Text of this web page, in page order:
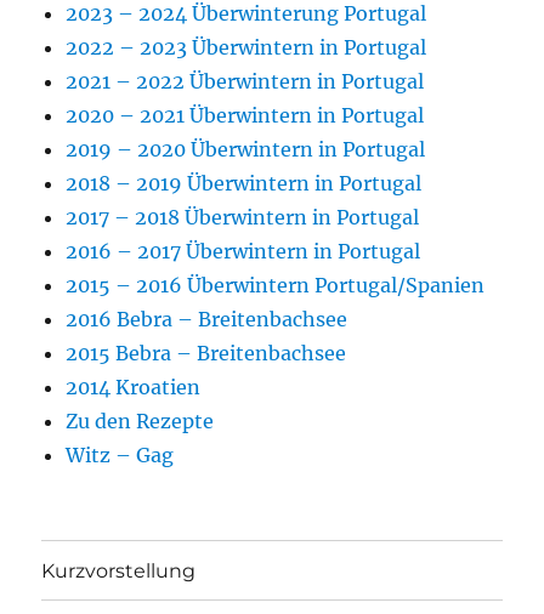
2023 – 2024 Überwinterung Portugal
2022 – 2023 Überwintern in Portugal
2021 – 2022 Überwintern in Portugal
2020 – 2021 Überwintern in Portugal
2019 – 2020 Überwintern in Portugal
2018 – 2019 Überwintern in Portugal
2017 – 2018 Überwintern in Portugal
2016 – 2017 Überwintern in Portugal
2015 – 2016 Überwintern Portugal/Spanien
2016 Bebra – Breitenbachsee
2015 Bebra – Breitenbachsee
2014 Kroatien
Zu den Rezepte
Witz – Gag
Kurzvorstellung